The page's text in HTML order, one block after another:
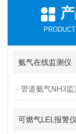
氨气在线监测仪
管道氨气NH3监
可燃气LEL报警仪